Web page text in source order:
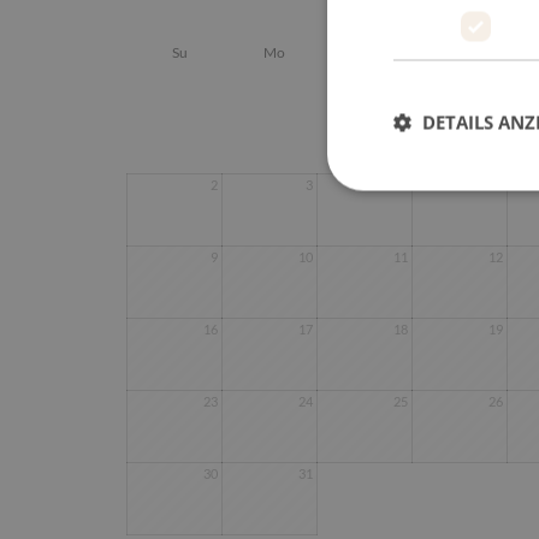
Su Mo
August 2026
3
9 10 11 12
16 17 18 19
23 24 25
30 31
DETAILS